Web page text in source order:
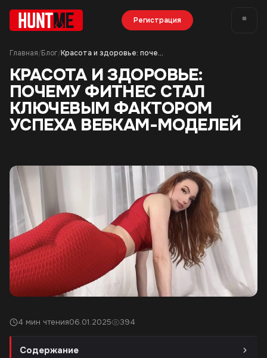
Регистрация
Главная/Блог/ Красота и здоровье: почему фитнес стал ключевым фактором успеха вебкам-моделей
КРАСОТА И ЗДОРОВЬЕ:
ПОЧЕМУ ФИТНЕС СТАЛ
КЛЮЧЕВЫМ ФАКТОРОМ
УСПЕХА ВЕБКАМ-МОДЕЛЕЙ
4 мин чтения06.01.2025 394
Содержание